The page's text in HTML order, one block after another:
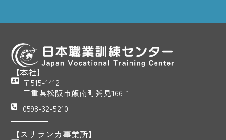
【本社】
〒515-1412
三重県松阪市飯南町粥見166-1
0598-32-5210
【スリランカ事業所】